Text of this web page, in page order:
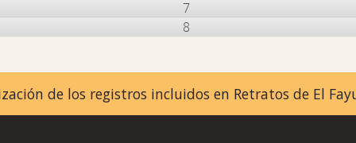
7
8
de los registros incluidos en Retratos de El